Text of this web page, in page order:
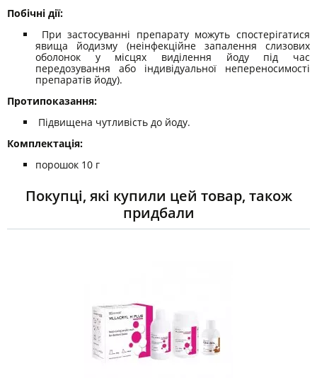
Побічні дії:
При застосуванні препарату можуть спостерігатися
явища йодизму (неінфекційне запалення слизових
оболонок у місцях виділення йоду під час
передозування або індивідуальної непереносимості
препаратів йоду).
Протипоказання:
Підвищена чутливість до йоду.
Комплектація:
порошок 10 г
Покупці, які купили цей товар, також
придбали